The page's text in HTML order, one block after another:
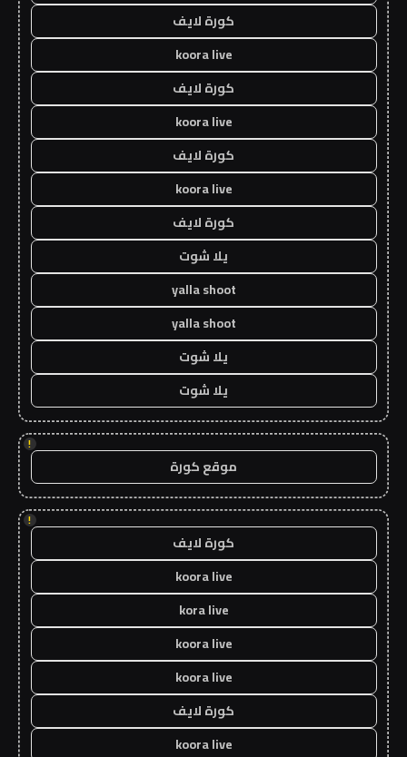
كورة لايف
koora live
كورة لايف
koora live
كورة لايف
koora live
كورة لايف
يلا شوت
yalla shoot
yalla shoot
يلا شوت
يلا شوت
!
موقع كورة
!
كورة لايف
koora live
kora live
koora live
koora live
كورة لايف
koora live